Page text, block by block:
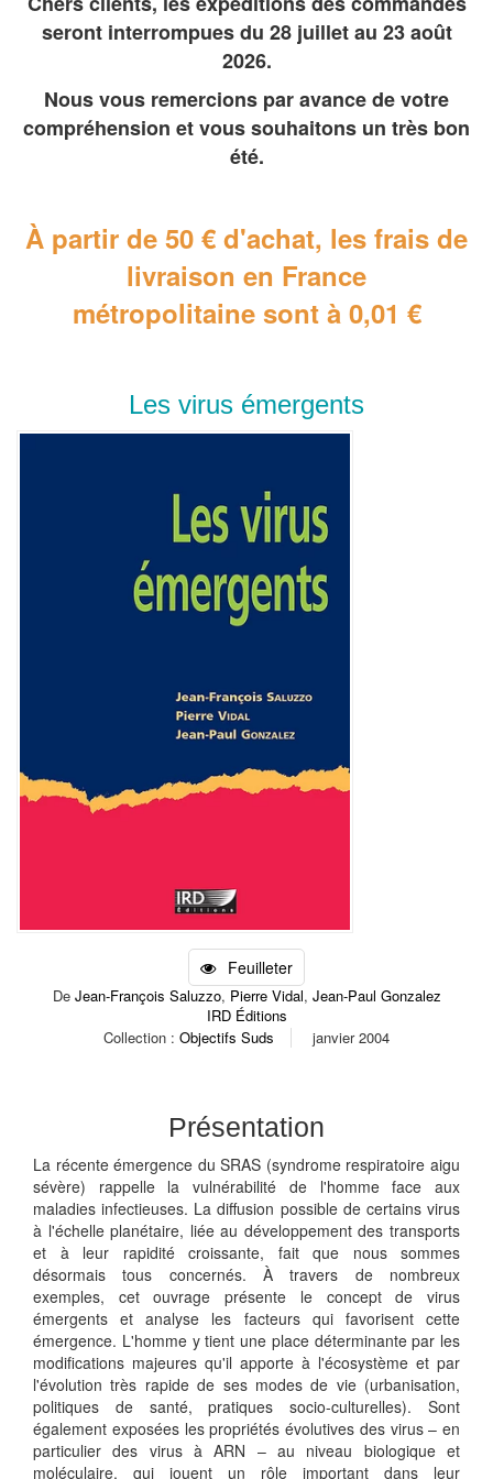
seront interrompues du 28 juillet au 23 août
2026.
Nous vous remercions par avance de votre
compréhension et vous souhaitons un très bon
été.
À partir de 50 € d'achat, les frais de
livraison en France
métropolitainesont à 0,01 €
Les virus émergents
Feuilleter
De Jean-François Saluzzo, Pierre Vidal, Jean-Paul Gonzalez
IRD Éditions
Collection : Objectifs Suds janvier 2004
Présentation
La récente émergence du SRAS (syndrome respiratoire aigu
sévère) rappelle la vulnérabilité de l'homme face aux
maladies infectieuses. La diffusion possible de certains virus
à l'échelle planétaire, liée au développement des transports
et à leur rapidité croissante, fait que nous sommes
désormais tous concernés. À travers de nombreux
exemples, cet ouvrage présente le concept de virus
émergents et analyse les facteurs qui favorisent cette
émergence. L'homme y tient une place déterminante par les
modifications majeures qu'il apporte à l'écosystème et par
l'évolution très rapide de ses modes de vie (urbanisation,
politiques de santé, pratiques socio-culturelles). Sont
également exposées les propriétés évolutives des virus – en
particulier des virus à ARN – au niveau biologique et
moléculaire, qui jouent un rôle important dans leur